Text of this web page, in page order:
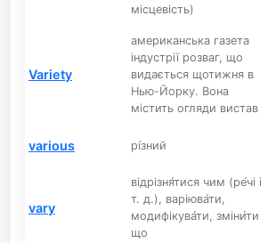
місцевість)
Variety
американська газета
індустрії розваг, що
видається щотижня в
Нью-Йорку. Вона
містить огляди вистав
various рі́зний
vary
відрізня́тися чим (ре́чі і
т. д.), варіюва́ти,
модифікува́ти, зміни́ти
що